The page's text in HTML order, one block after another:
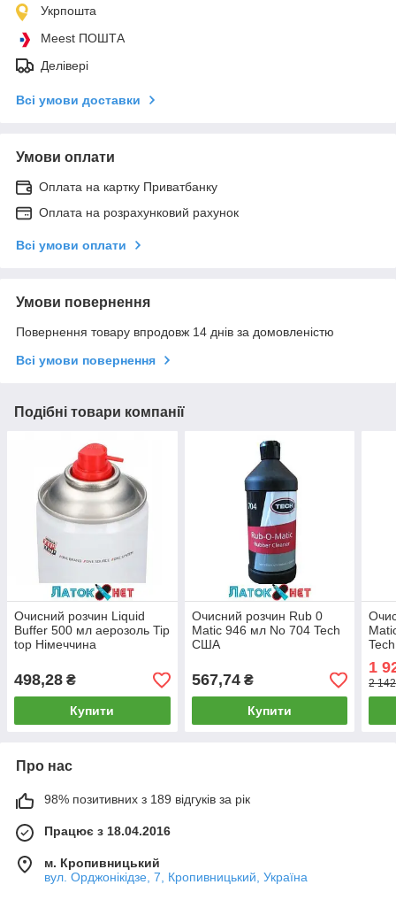
Укрпошта
Meest ПОШТА
Делівері
Всі умови доставки
Умови оплати
Оплата на картку Приватбанку
Оплата на розрахунковий рахунок
Всі умови оплати
Умови повернення
Повернення товару впродовж 14 днів за домовленістю
Всі умови повернення
Подібні товари компанії
Очисний розчин Liquid
Buffer 500 мл аерозоль Tip
top Німеччина
498,28 ₴
Купити
Очисний розчин Rub 0
Matic 946 мл No 704 Tech
США
567,74₴
Купити
1
2
Про нас
98% позитивних з 189 відгуків за рік
Працює з 18.04.2016
м. Кропивницький
вул. Орджонікідзе, 7, Кропивницький, Україна